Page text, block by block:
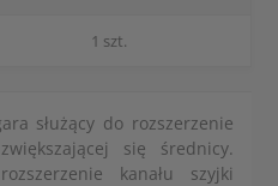
1 szt.
służący do rozszerzenie
się średnicy.
kanału szyjki